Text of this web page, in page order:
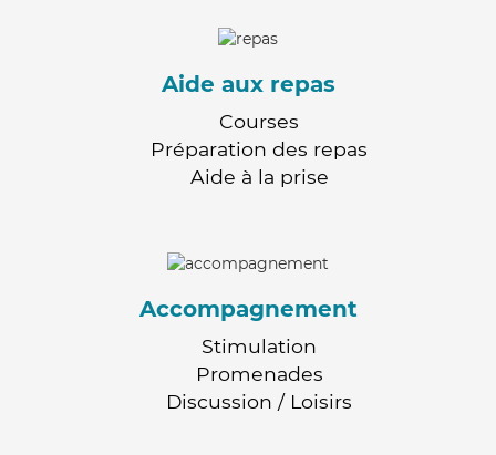
Aide aux repas
Courses
Préparation des repas
Aide à la prise
Accompagnement
Stimulation
Promenades
Discussion / Loisirs